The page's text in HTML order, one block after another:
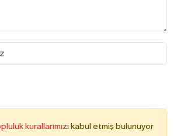
kurallarımızı kabul etmiş bulunuyor